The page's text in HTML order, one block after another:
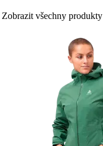
Zobrazit všechny produkty